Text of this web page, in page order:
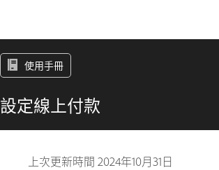
使用手冊
設定線上付款
上次更新時間 2024年10月31日